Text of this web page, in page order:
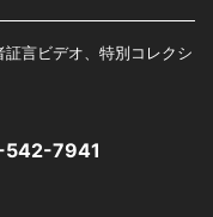
言ビデオ、特別コレクシ
7941